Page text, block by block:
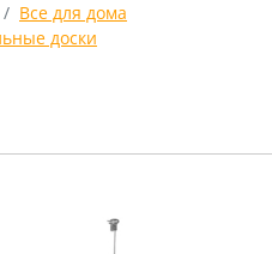
Все для дома
доски